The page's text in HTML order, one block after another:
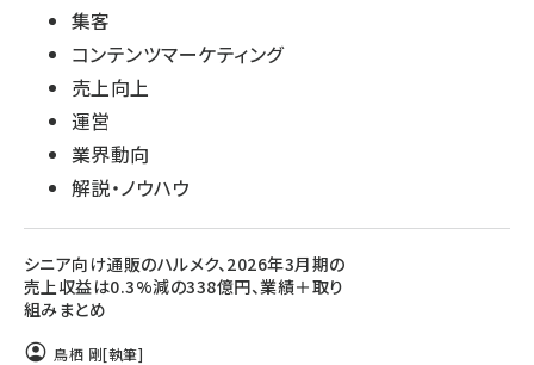
集客
コンテンツマーケティング
売上向上
運営
業界動向
解説・ノウハウ
シニア向け通販のハルメク、2026年3月期の
売上収益は0.3%減の338億円、業績＋取り
組みまとめ
鳥栖 剛[執筆]